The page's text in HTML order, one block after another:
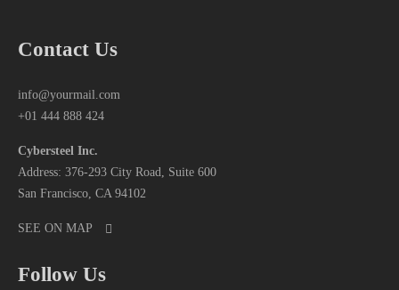
Contact Us
info@yourmail.com
+01 444 888 424
Cybersteel Inc.
Address: 376-293 City Road, Suite 600
San Francisco, CA 94102
SEE ON MAP
Follow Us